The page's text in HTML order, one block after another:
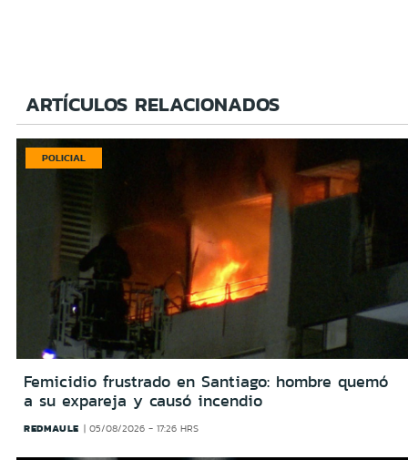
ARTÍCULOS RELACIONADOS
POLICIAL
Femicidio frustrado en Santiago: hombre quemó
a su expareja y causó incendio
REDMAULE 05/08/2026 - 17:26 HRS